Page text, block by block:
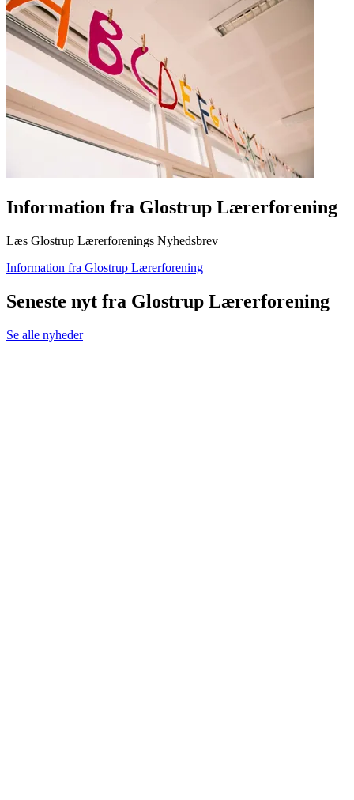
Information fra Glostrup Lærerforening
Læs Glostrup Lærerforenings Nyhedsbrev
Information fra Glostrup Lærerforening
Seneste nyt fra Glostrup Lærerforening
Se alle nyheder